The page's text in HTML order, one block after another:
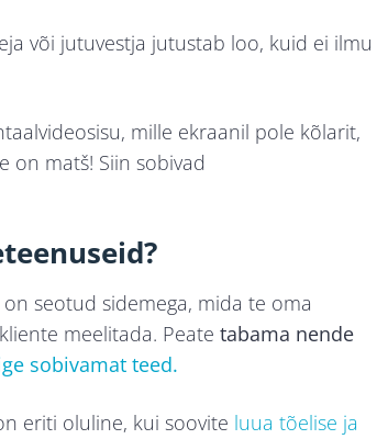
või jutuvestja jutustab loo, kuid ei ilmu
mille ekraanil pole kõlarit,
on matš! Siin sobivad
seotud sidemega, mida te oma
meelitada. Peate tabama nende
sobivamat teed.
eriti oluline, kui soovite luua tõelise ja